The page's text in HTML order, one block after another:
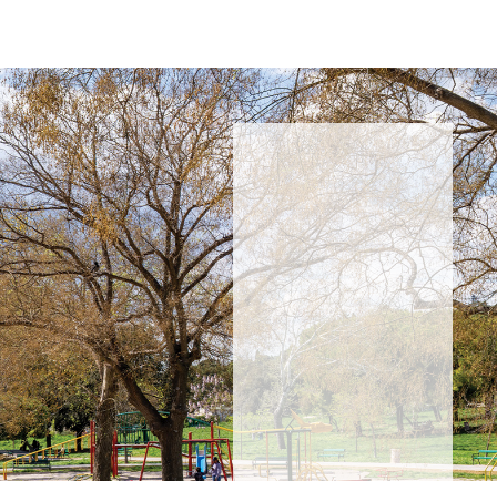
NE
PROPUSTITE
NOVOSTI
Prijavite
se i
saznajte
za
akcije,